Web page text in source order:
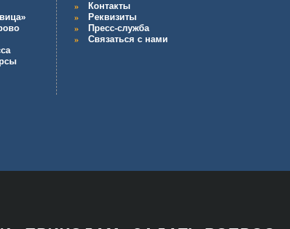
Контакты
Реквизиты
Пресс-служба
Связаться с нами